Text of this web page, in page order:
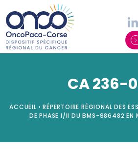
CA 236-
ACCUEIL › RÉPERTOIRE RÉGIONAL DES
DE PHASE I/II DU BMS-986482 EN
Panneau de gestion des cookies